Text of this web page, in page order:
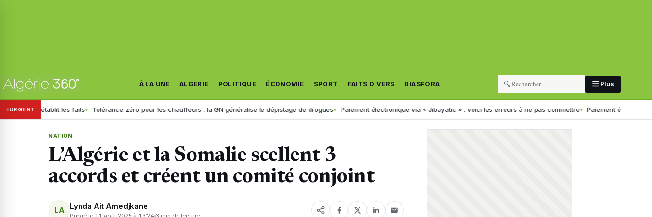
À LA UNE ALGÉRIE POLITIQUE ÉCONOMIE SPORT FAITS DIVERS DIASPORA 🔍 Plus
URGENT
les faits Tolérance zéro pour les chauffeurs : la GN généralise le dépistage de drogues Paiement électronique via « Jibayatic » : voici les erreurs à ne pas commettre Paiement électronique en Algérie :
NATION
L’Algérie et la Somalie scellent 3
accords et créent un comité conjoint
LA Lynda Ait Amedjkane
Publié le 11 août 2025 à 13:24 3 min de lecture